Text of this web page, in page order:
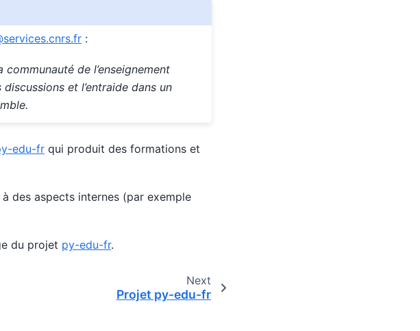
services.cnrs.fr:
de l’enseignement
et l’entraide dans un
edu-frqui produit des formations et
des aspects internes (par exemple
du projet py-edu-fr.
Next
Projet py-edu-fr